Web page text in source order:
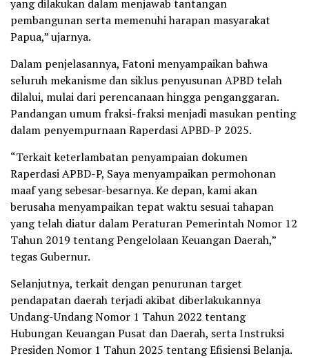
yang dilakukan dalam menjawab tantangan
pembangunan serta memenuhi harapan masyarakat
Papua,” ujarnya.
Dalam penjelasannya, Fatoni menyampaikan bahwa
seluruh mekanisme dan siklus penyusunan APBD telah
dilalui, mulai dari perencanaan hingga penganggaran.
Pandangan umum fraksi-fraksi menjadi masukan penting
dalam penyempurnaan Raperdasi APBD-P 2025.
“Terkait keterlambatan penyampaian dokumen
Raperdasi APBD-P, Saya menyampaikan permohonan
maaf yang sebesar-besarnya. Ke depan, kami akan
berusaha menyampaikan tepat waktu sesuai tahapan
yang telah diatur dalam Peraturan Pemerintah Nomor 12
Tahun 2019 tentang Pengelolaan Keuangan Daerah,”
tegas Gubernur.
Selanjutnya, terkait dengan penurunan target
pendapatan daerah terjadi akibat diberlakukannya
Undang-Undang Nomor 1 Tahun 2022 tentang
Hubungan Keuangan Pusat dan Daerah, serta Instruksi
Presiden Nomor 1 Tahun 2025 tentang Efisiensi Belanja.